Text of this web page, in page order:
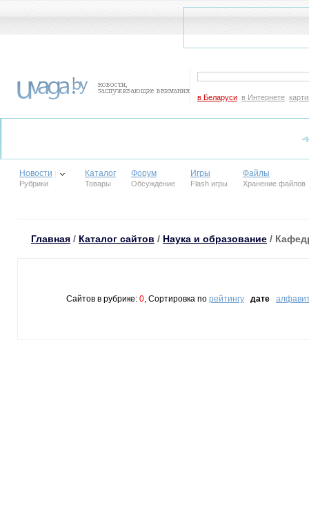
в Беларуси в Интернете
Новости
Рубрики
Каталог
Товары
Форум
Обсуждение
Игры
Flash игры
Файлы
Хранение файлов
Главная / Каталог сайтов / Наука и образование /
Сайтов в рубрике: 0, Сортировка по рейтингу дате